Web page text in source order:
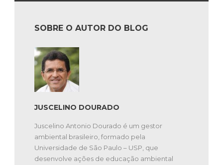
SOBRE O AUTOR DO BLOG
JUSCELINO DOURADO
Juscelino Antonio Dourado é um gestor
ambiental brasileiro, formado pela
Universidade de São Paulo – USP, que
desenvolve ações de educação ambiental